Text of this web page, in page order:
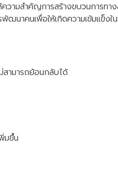
ความสำคัญการสร้างขบวนการท
ฒนาคนเพื่อให้เกิดความเข้มแข็ง
สามารถย้อนกลับได้
มขึ้น